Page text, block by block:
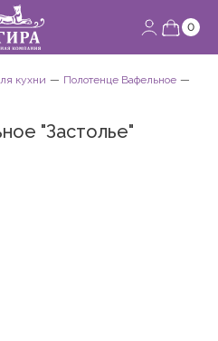
0
кухни
Полотенце Вафельное
"Застолье"